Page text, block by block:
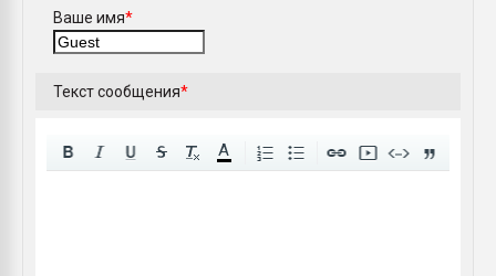
Ваше имя*
Текст сообщения*
A